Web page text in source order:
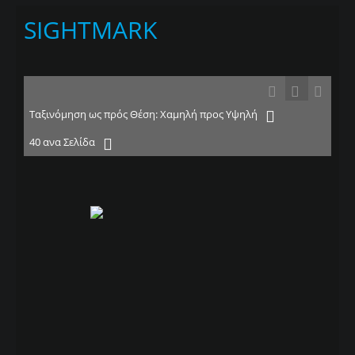
SIGHTMARK
Ταξινόμηση ως πρός Θέση: Χαμηλή προς Υψηλή
40 ανα Σελίδα